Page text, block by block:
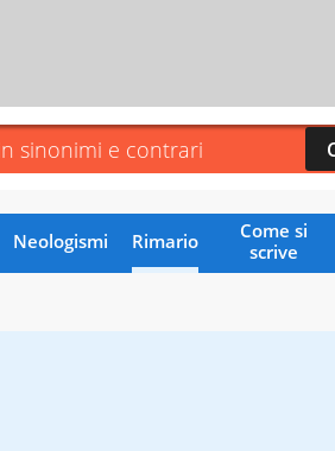
Neologismi Rimario
Come si
scrive